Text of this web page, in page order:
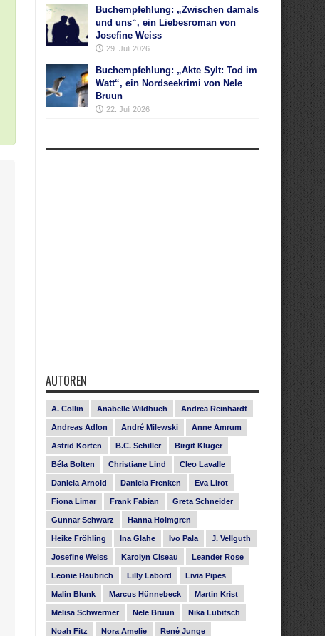
Buchempfehlung: „Zwischen damals
und uns“, ein Liebesroman von
Josefine Weiss
29. Juli 2026
Buchempfehlung: „Akte Sylt: Tod im
Watt“, ein Nordseekrimi von Nele
Bruun
22. Juli 2026
AUTOREN
A. Collin Anabelle Wildbuch Andrea Reinhardt
Andreas Adlon André Milewski Anne Amrum
Astrid Korten B.C. Schiller Birgit Kluger
Béla Bolten Christiane Lind Cleo Lavalle
Daniela Arnold Daniela Frenken Eva Lirot
Fiona Limar Frank Fabian Greta Schneider
Gunnar Schwarz Hanna Holmgren
Heike Fröhling Ina Glahe Ivo Pala J. Vellguth
Josefine Weiss Karolyn Ciseau Leander Rose
Leonie Haubrich Lilly Labord Livia Pipes
Malin Blunk Marcus Hünnebeck Martin Krist
Melisa Schwermer Nele Bruun Nika Lubitsch
Noah Fitz Nora Amelie René Junge